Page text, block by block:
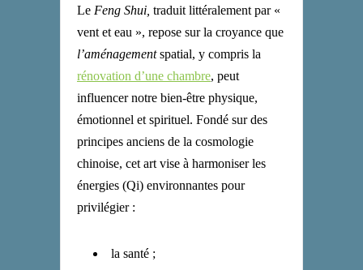
Le Feng Shui, traduit littéralement par «
vent et eau », repose sur la croyance que
l’aménagementspatial, y compris la
rénovation d’une chambre, peut
influencer notre bien-être physique,
émotionnel et spirituel. Fondé sur des
principes anciens de la cosmologie
chinoise, cet art vise à harmoniser les
énergies (Qi) environnantes pour
privilégier :
la santé ;